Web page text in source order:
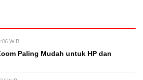
WIB
Paling Mudah untuk HP dan